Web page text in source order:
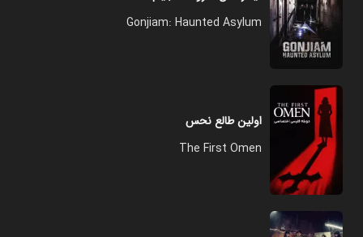
Gonjiam: Haunted Asylum
اولین طالع نحس
The First Omen